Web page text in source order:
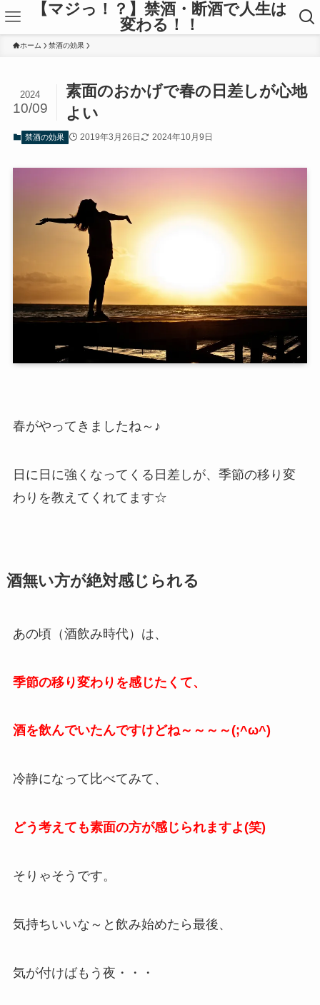
【マジっ！？】禁酒・断酒で人生は
変わる！！
ホーム 禁酒の効果
素面のおかげで春の日差しが心地
よい
2024
10/09
禁酒の効果 2019年3月26日 2024年10月9日
春がやってきましたね～♪
日に日に強くなってくる日差しが、季節の移り変
わりを教えてくれてます☆
酒無い方が絶対感じられる
あの頃（酒飲み時代）は、
季節の移り変わりを感じたくて、
酒を飲んでいたんですけどね～～～～(;^ω^)
冷静になって比べてみて、
どう考えても素面の方が感じられますよ(笑)
そりゃそうです。
気持ちいいな～と飲み始めたら最後、
気が付けばもう夜・・・